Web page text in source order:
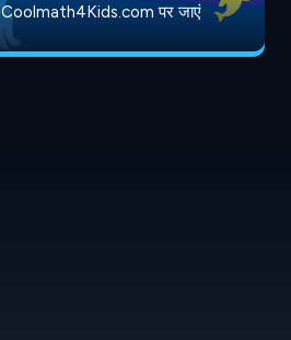
Coolmath4Kids.com पर जाएं